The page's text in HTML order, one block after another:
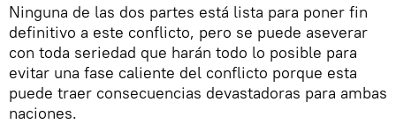
Ninguna de las dos partes está lista para poner fin
definitivo a este conflicto, pero se puede aseverar
con toda seriedad que harán todo lo posible para
evitar una fase caliente del conflicto porque esta
puede traer consecuencias devastadoras para ambas
naciones.